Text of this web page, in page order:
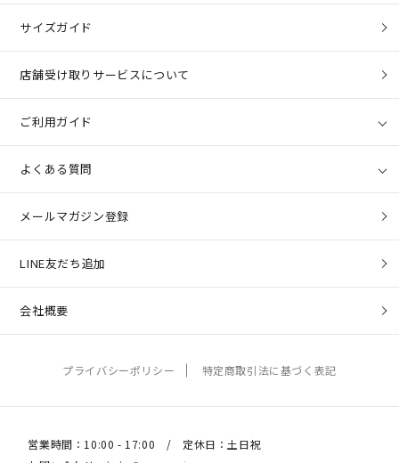
サイズガイド
店舗受け取りサービスについて
ご利用ガイド
よくある質問
メールマガジン登録
LINE友だち追加
会社概要
プライバシーポリシー 特定商取引法に基づく表記
営業時間：10:00 - 17:00 / 定休日：土日祝